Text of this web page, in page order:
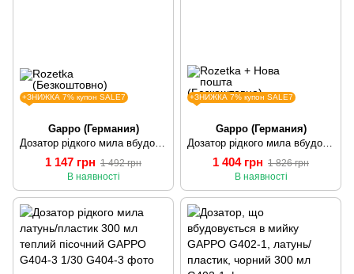
+ЗНИЖКА 7% купон SALE7
Gappo (Германия)
1 147 грн 1 492 грн
В наявності
+ЗНИЖКА 7% купон SALE7
Gappo (Германия)
1 404 грн 1 826 грн
В наявності